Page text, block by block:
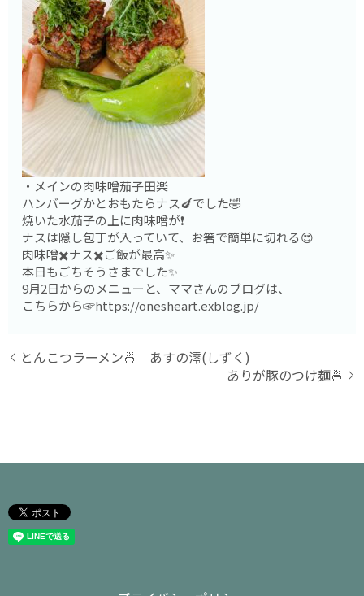
・メインの肉味噌茄子田楽
ハンバーグかとおもたらナス🍆でした🤣
焼いた水茄子の上に肉味噌が❗️
ナスは隠し包丁が入っていて、お箸で簡単に切れる😍
肉味噌✖️ナス✖️ご飯が最高✨
本日もごちそうさまでした✨
9月2日からのメニューと、ママさんのブログは、
こちらから☞https://onesheart.exblog.jp/
とんこつラーメン🍜 あすの澪(しずく)
ありが豚のつけ麺🍜